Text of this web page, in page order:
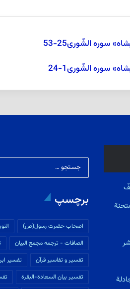
سوره الشّورى25-53
سوره الشّورى1-24
برچسپ
اصحاب حضرت رسول(ص)
الصافات - ترجمه مجمع البیان
تفسير و تفاسير قرآن
تفسیر
تفسیر بیان السعادة-البقرة